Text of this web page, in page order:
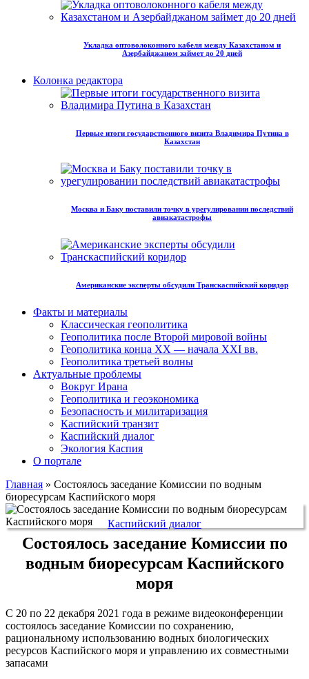
Укладка оптоволоконного кабеля между Казахстаном и
Азербайджаном займет до 20 дней
Колонка редактора
Первые итоги государственного визита Владимира Путина в
Казахстан
Москва и Баку поставили точку в урегулировании последствий
авиакатастрофы
Американские эксперты обсудили Транскаспийский коридор
Факты и материалы
Классическая геополитика
Геополитика после Второй мировой войны
Геополитика конца XX — начала XXI вв.
Геополитика третьей волны
Актуальные проблемы
Вокруг Ирана
Геополитика и геоэкономика
Безопасность и милитаризация
Каспийский транзит
Каспийский диалог
Экология Каспия
О портале
Главная » Состоялось заседание Комиссии по водным
биоресурсам Каспийского моря
Каспийский диалог
Состоялось заседание Комиссии по
водным биоресурсам Каспийского
моря
С 20 по 22 декабря 2021 года в режиме видеоконференции
состоялось заседание Комиссии по сохранению,
рациональному использованию водных биологических
ресурсов Каспийского моря и управлению их совместными
запасами